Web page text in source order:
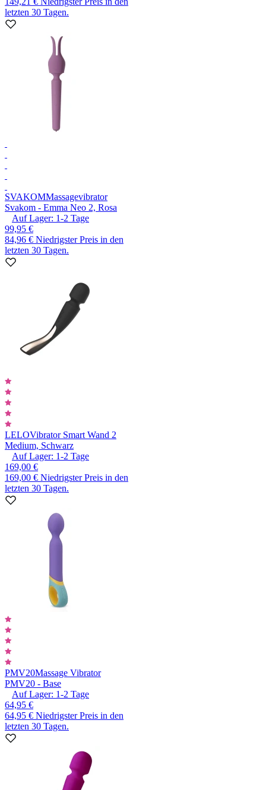
letzten 30 Tagen.
SVAKOMMassagevibrator
Svakom - Emma Neo 2, Rosa
Auf Lager: 1-2 Tage
99,95 €
84,96 € Niedrigster Preis in den
letzten 30 Tagen.
LELOVibrator Smart Wand 2
Medium, Schwarz
Auf Lager: 1-2 Tage
169,00 €
169,00 € Niedrigster Preis in den
letzten 30 Tagen.
PMV20Massage Vibrator
PMV20 - Base
Auf Lager: 1-2 Tage
64,95 €
64,95 € Niedrigster Preis in den
letzten 30 Tagen.